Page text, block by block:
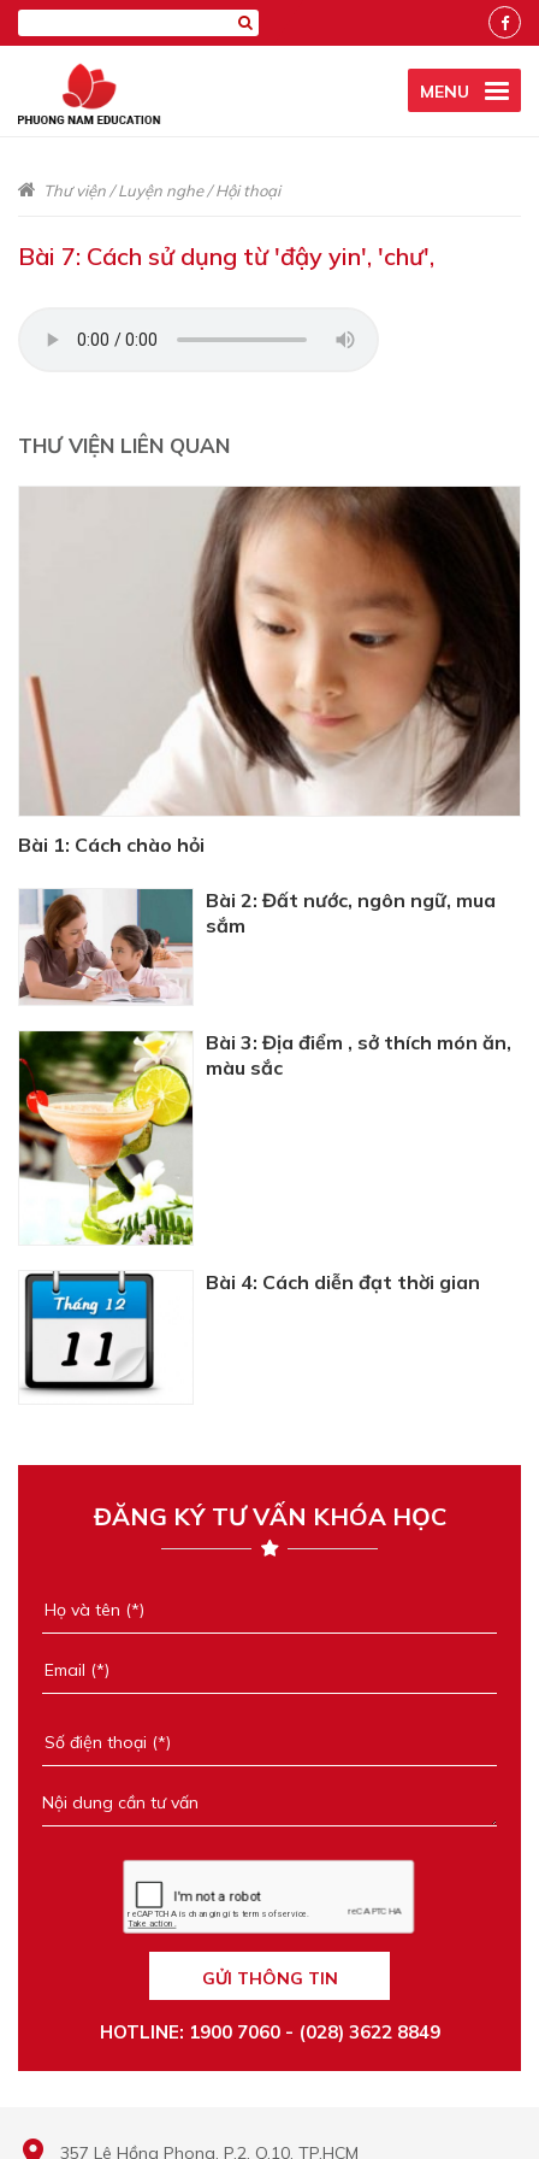
MENU
Thư viện/Luyện nghe/Hội thoại
Bài 7: Cách sử dụng từ 'đậy yin', 'chư',
THƯ VIỆN LIÊN QUAN
Bài 1: Cách chào hỏi
Bài 2: Đất nước, ngôn ngữ, mua
sắm
Bài 3: Địa điểm , sở thích món ăn,
màu sắc
Bài 4: Cách diễn đạt thời gian
ĐĂNG KÝ TƯ VẤN KHÓA HỌC
GỬI THÔNG TIN
HOTLINE: 1900 7060 - (028) 3622 8849
357 Lê Hồng Phong, P.2, Q.10, TP.HCM